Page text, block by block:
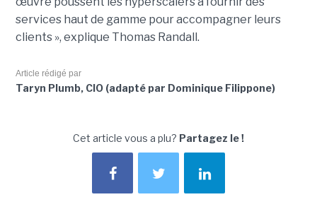
services haut de gamme pour accompagner leurs
clients », explique Thomas Randall.
Article rédigé par
Taryn Plumb, CIO (adapté par Dominique Filippone)
Cet article vous a plu? Partagez le !